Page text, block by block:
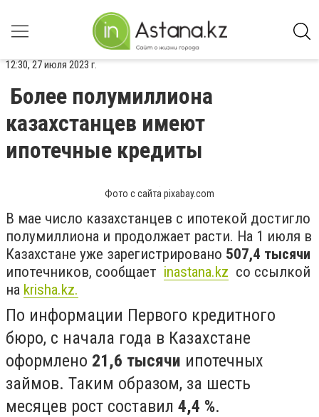
12:30, 27 июля 2023 г.
Более полумиллиона
казахстанцев имеют
ипотечные кредиты
Фото с сайта pixabay.com
В мае число казахстанцев с ипотекой достигло
полумиллиона и продолжает расти. На 1 июля в
Казахстане уже зарегистрировано 507,4 тысячи
ипотечников, сообщает inastana.kz со ссылкой
на krisha.kz.
По информации Первого кредитного
бюро, с начала года в Казахстане
оформлено 21,6 тысячи ипотечных
займов. Таким образом, за шесть
месяцев рост составил 4,4 %.